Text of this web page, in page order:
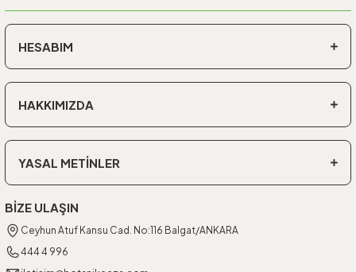
HESABIM
HAKKIMIZDA
YASAL METİNLER
BİZE ULAŞIN
Ceyhun Atuf Kansu Cad. No:116 Balgat/ANKARA
444 4 996